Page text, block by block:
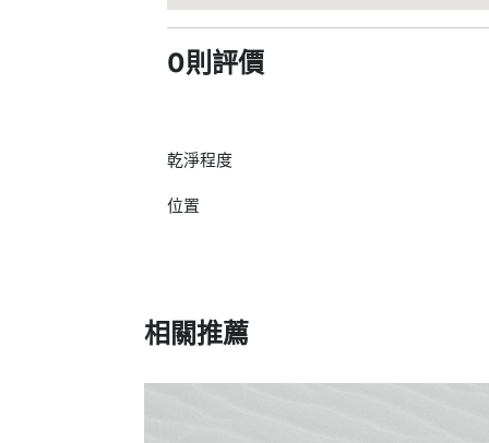
0則評價
乾淨程度
位置
相關推薦